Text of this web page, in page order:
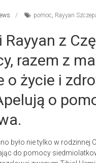
pomoc, Rayyan
z
razem z
o życie i
o
było nie tylko w rodzinnej
do pomocy